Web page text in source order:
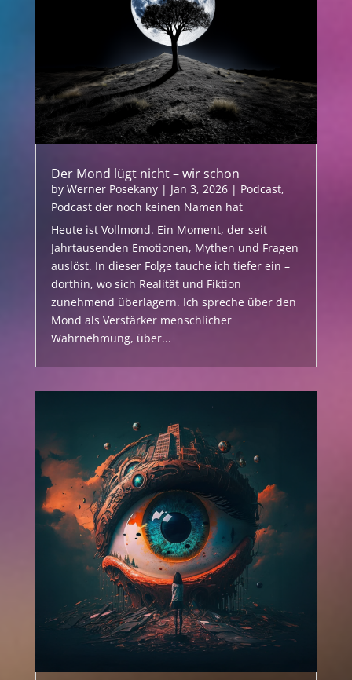
Der Mond lügt nicht – wir schon
by Werner Posekany| Jan 3, 2026| Podcast,
Podcast der noch keinen Namen hat
Heute ist Vollmond. Ein Moment, der seit
Jahrtausenden Emotionen, Mythen und Fragen
auslöst. In dieser Folge tauche ich tiefer ein –
dorthin, wo sich Realität und Fiktion
zunehmend überlagern. Ich spreche über den
Mond als Verstärker menschlicher
Wahrnehmung, über...